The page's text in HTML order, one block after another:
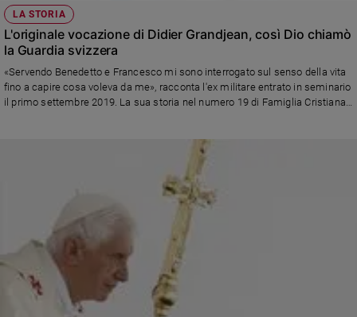
LA STORIA
L'originale vocazione di Didier Grandjean, così Dio chiamò
la Guardia svizzera
«Servendo Benedetto e Francesco mi sono interrogato sul senso della vita
fino a capire cosa voleva da me», racconta l'ex militare entrato in seminario
il primo settembre 2019. La sua storia nel numero 19 di Famiglia Cristiana